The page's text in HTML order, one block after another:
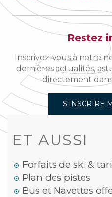
Restez
Inscrivez-vous à notre
dernières actualités,
directement
S'INSCRIRE
ET AUSSI
Forfaits de ski &
Plan des pistes
Bus et Navettes